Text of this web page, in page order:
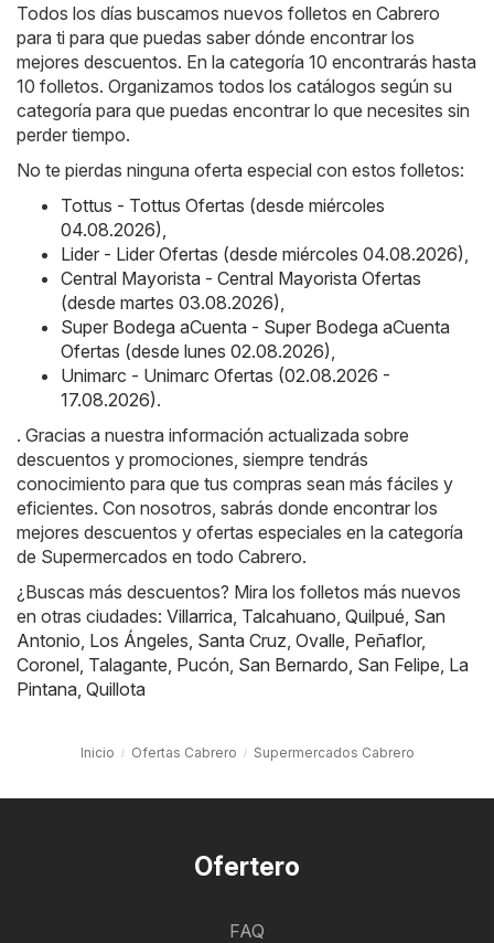
Todos los días buscamos nuevos folletos en Cabrero
para ti para que puedas saber dónde encontrar los
mejores descuentos. En la categoría 10 encontrarás hasta
10 folletos. Organizamos todos los catálogos según su
categoría para que puedas encontrar lo que necesites sin
perder tiempo.
No te pierdas ninguna oferta especial con estos folletos:
Tottus - Tottus Ofertas (desde miércoles
04.08.2026)
Lider - Lider Ofertas (desde miércoles 04.08.2026)
Central Mayorista - Central Mayorista Ofertas
(desde martes 03.08.2026)
Super Bodega aCuenta - Super Bodega aCuenta
Ofertas (desde lunes 02.08.2026)
Unimarc - Unimarc Ofertas (02.08.2026 -
17.08.2026).
. Gracias a nuestra información actualizada sobre
descuentos y promociones, siempre tendrás
conocimiento para que tus compras sean más fáciles y
eficientes. Con nosotros, sabrás donde encontrar los
mejores descuentos y ofertas especiales en la categoría
de Supermercados en todo Cabrero.
¿Buscas más descuentos? Mira los folletos más nuevos
en otras ciudades: Villarrica Talcahuano Quilpué San
Antonio Los Ángeles Santa Cruz Ovalle Peñaflor,
Coronel Talagante Pucón San Bernardo San Felipe La
Pintana Quillota
Inicio Ofertas Cabrero Supermercados Cabrero
Ofertero
FAQ